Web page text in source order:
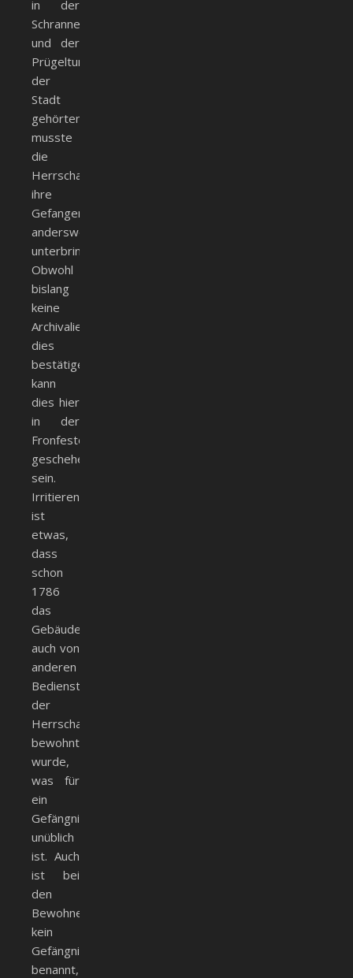
in der
Schranne
und der
Prügelturm)
der
Stadt
gehörten,
musste
die
Herrschaft
ihre
Gefangenen
anderswo
unterbringen.
Obwohl
bislang
keine
Archivalien
dies
bestätigen,
kann
dies hier
in der
Fronfeste
geschehen
sein.
Irritierend
ist
etwas,
dass
schon
1786
das
Gebäude
auch von
anderen
Bediensteten
der
Herrschaft
bewohnt
wurde,
was für
ein
Gefängnis
unüblich
ist. Auch
ist bei
den
Bewohnern
kein
Gefängniswärter
benannt,